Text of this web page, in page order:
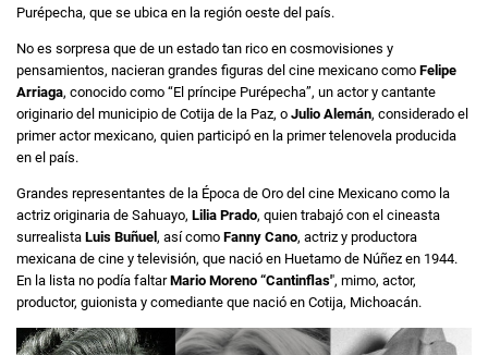
Purépecha, que se ubica en la región oeste del país.
No es sorpresa que de un estado tan rico en cosmovisiones y
pensamientos, nacieran grandes figuras del cine mexicano como Felipe
Arriaga, conocido como “El príncipe Purépecha”, un actor y cantante
originario del municipio de Cotija de la Paz, o Julio Alemán, considerado el
primer actor mexicano, quien participó en la primer telenovela producida
en el país.
Grandes representantes de la Época de Oro del cine Mexicano como la
actriz originaria de Sahuayo, Lilia Prado, quien trabajó con el cineasta
surrealista Luis Buñuel, así como Fanny Cano, actriz y productora
mexicana de cine y televisión, que nació en Huetamo de Núñez en 1944.
En la lista no podía faltarMario Moreno “Cantinflas'', mimo, actor,
productor, guionista y comediante que nació en Cotija, Michoacán.